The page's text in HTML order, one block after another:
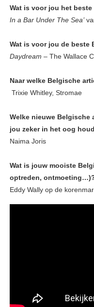
Wat is voor jou het
In a Bar Under The Sea’
Wat is voor jou de beste
Daydream – The Wallace
Naar welke Belgische
Trixie Whitley, Stromae
Welke nieuwe Belgische
jou zeker in het oog
Naima Joris
Wat is jouw mooiste
optreden,
Eddy Wally op de